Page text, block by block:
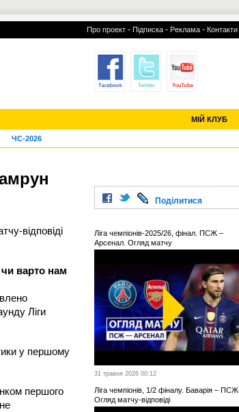
Про проект - Підписка - Реклама - Контакти
МІЙ КЛУБ
ЧС-2026
УСІ ТРАНСФЕРИ
відповіді
варто нам
Ліги
у першому
першого
Поділитися
Ліга чемпіонів-2025/26, фінал. ПСЖ –
Арсенал. Огляд матчу
31 травня 2026 00:12
Ліга чемпіонів, 1/2 фіналу. Баварія – ПСЖ.
Огляд матчу-відповіді